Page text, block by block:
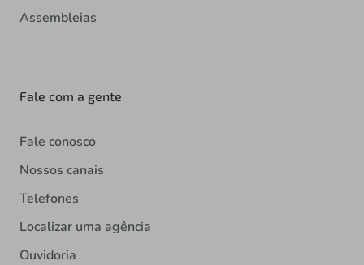
Assembleias
Fale com a gente
Fale conosco
Nossos canais
Telefones
Localizar uma agência
Ouvidoria